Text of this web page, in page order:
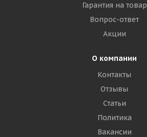
Гарантия на товар
Вопрос-ответ
Акции
О компании
Контакты
Отзывы
Статьи
Политика
Вакансии